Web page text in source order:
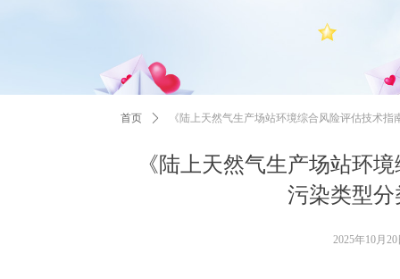
《陆上天然气生产场站环
污染类型
首页 ꄲ 《陆上天然气生产场站环境综合风险评估技术
2025年10月20